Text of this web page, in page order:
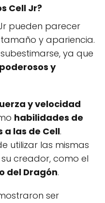
Cell Jr?
pueden parecer
y apariencia.
ya que
y
y velocidad
habilidades de
las de Cell.
utilizar las mismas
creador, como el
del Dragón.
ser